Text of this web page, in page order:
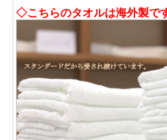
◇こちらのタオルは海外製で